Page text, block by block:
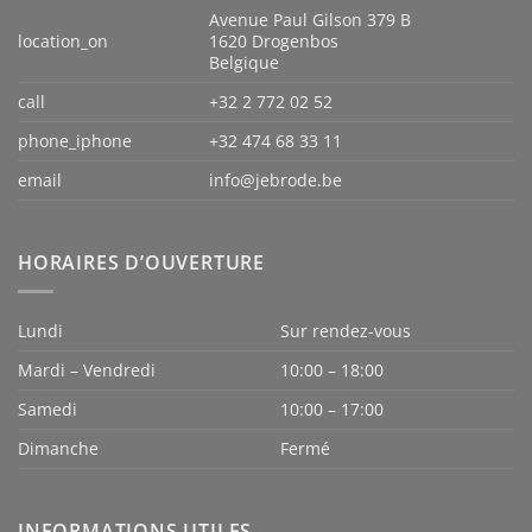
location_on
Avenue Paul Gilson 379 B
1620 Drogenbos
Belgique
call
+32 2 772 02 52
phone_iphone
+32 474 68 33 11
email
info@jebrode.be
HORAIRES D’OUVERTURE
Lundi
Sur rendez-vous
Mardi – Vendredi
10:00 – 18:00
Samedi
10:00 – 17:00
Dimanche
Fermé